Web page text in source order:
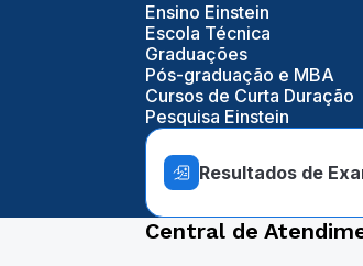
Ensino Einstein
Escola Técnica
Graduações
Pós-graduação e MBA
Cursos de Curta Duração
Pesquisa Einstein
Resultados de
Central de